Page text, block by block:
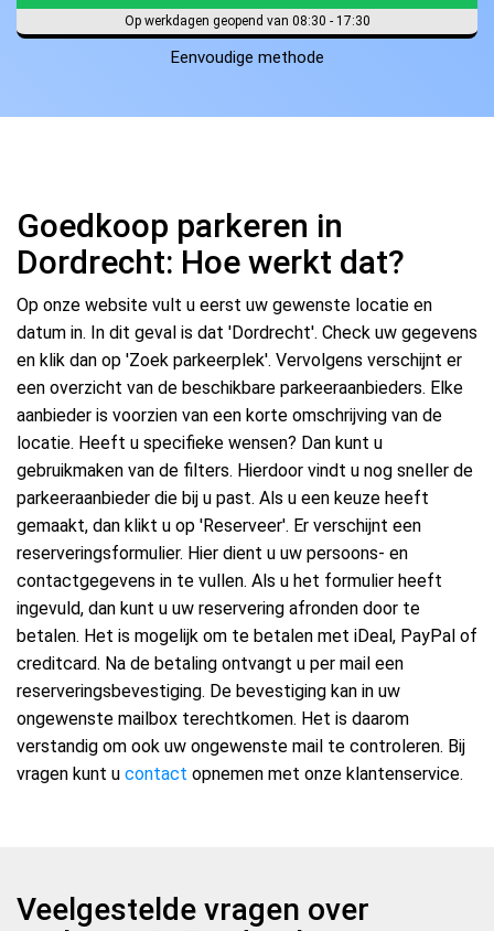
Op werkdagen geopend van 08:30 - 17:30
Eenvoudige methode
Goedkoop parkeren in
Dordrecht: Hoe werkt dat?
Op onze website vult u eerst uw gewenste locatie en
datum in. In dit geval is dat 'Dordrecht'. Check uw gegevens
en klik dan op 'Zoek parkeerplek'. Vervolgens verschijnt er
een overzicht van de beschikbare parkeeraanbieders. Elke
aanbieder is voorzien van een korte omschrijving van de
locatie. Heeft u specifieke wensen? Dan kunt u
gebruikmaken van de filters. Hierdoor vindt u nog sneller de
parkeeraanbieder die bij u past. Als u een keuze heeft
gemaakt, dan klikt u op 'Reserveer'. Er verschijnt een
reserveringsformulier. Hier dient u uw persoons- en
contactgegevens in te vullen. Als u het formulier heeft
ingevuld, dan kunt u uw reservering afronden door te
betalen. Het is mogelijk om te betalen met iDeal, PayPal of
creditcard. Na de betaling ontvangt u per mail een
reserveringsbevestiging. De bevestiging kan in uw
ongewenste mailbox terechtkomen. Het is daarom
verstandig om ook uw ongewenste mail te controleren. Bij
vragen kunt u contact opnemen met onze klantenservice.
Veelgestelde vragen over